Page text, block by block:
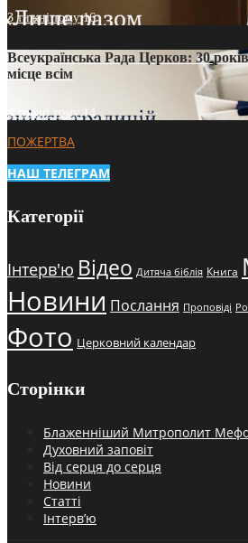
3 тижні тому16
Всеукраїнська Рада Церков: 30
місце всім
3 тижні тому14
ПОЖЕРТВА
НАШ ТЕЛЕГРАМ
Категорії
Інтерв'ю Відео Дитяча біблія Книга
Новини Послання Проповіді
Фото Церковний календар
Сторінки
Блаженніший Митрополит
Духовний заповіт
Від серця до серця
Новини
Статті
Інтерв’ю